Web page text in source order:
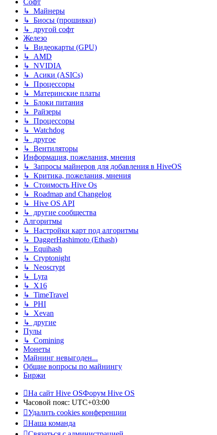
Софт
↳ Майнеры
↳ Биосы (прошивки)
↳ другой софт
Железо
↳ Видеокарты (GPU)
↳ AMD
↳ NVIDIA
↳ Асики (ASICs)
↳ Процессоры
↳ Материнские платы
↳ Блоки питания
↳ Райзеры
↳ Процессоры
↳ Watchdog
↳ другое
↳ Вентиляторы
Информация, пожелания, мнения
↳ Запросы майнеров для добавления в HiveOS
↳ Критика, пожелания, мнения
↳ Стоимость Hive Os
↳ Roadmap and Changelog
↳ Hive OS API
↳ другие сообщества
Алгоритмы
↳ Настройки карт под алгоритмы
↳ DaggerHashimoto (Ethash)
↳ Equihash
↳ Cryptonight
↳ Neoscrypt
↳ Lyra
↳ X16
↳ TimeTravel
↳ PHI
↳ Xevan
↳ другие
Пулы
↳ Comining
Монеты
Майнинг невыгоден...
Общие вопросы по майнингу
Биржи
На сайт Hive OSФорум Hive OS
Часовой пояс: UTC+03:00
Удалить cookies конференции
Наша команда